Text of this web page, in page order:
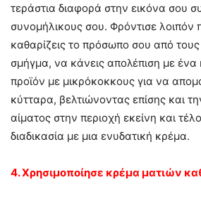
τεράστια διαφορά στην εικόνα σου
συνομήλικους σου. Φρόντισε λοιπόν
καθαρίζεις το πρόσωπο σου από
σμήγμα, να κάνεις απολέπιση με ένα
προϊόν με μικρόκοκκους για να
κύτταρα, βελτιώνοντας επίσης και
αίματος στην περιοχή εκείνη και
διαδικασία με μια ενυδατική κρέμα.
4. Χρησιμοποίησε κρέμα ματιών